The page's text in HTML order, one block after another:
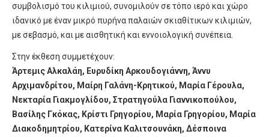
συμβολισμό του κιλιμιού, συνομιλούν σε τόπο ιερό και χώρο
ιδανικό με έναν μικρό πυρήνα παλαιών σκιαθίτικων κιλιμιών,
με σεβασμό, και με αισθητική και εννοιολογική συνέπεια.
Στην έκθεση συμμετέχουν:
Άρτεμις Αλκαλάη, Ευρυδίκη Αρκουδογιάννη, Άννυ
Αρχιμανδρίτου, Μαίρη Γαλάνη-Κρητικού, Μαρία Γέρουλα,
Νεκταρία Γιακμογλίδου, Στρατηγούλα Γιαννικοπούλου,
Βασίλης Γκόκας, Κρίστι Γρηγορίου, Μαρία Γρηγορίου, Μαρία
Διακοδημητρίου, Κατερίνα Καλιτσουνάκη, Δέσποινα